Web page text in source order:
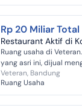
Rp 20 Miliar Total
Restaurant Aktif di
Ruang usaha di Veteran. Temukan ruang usaha
yang asri ini, dijual menghadirkan lingkungan
fasilitas yang lengkap,
mengingin...
Veteran, Bandung
Ruang Usaha